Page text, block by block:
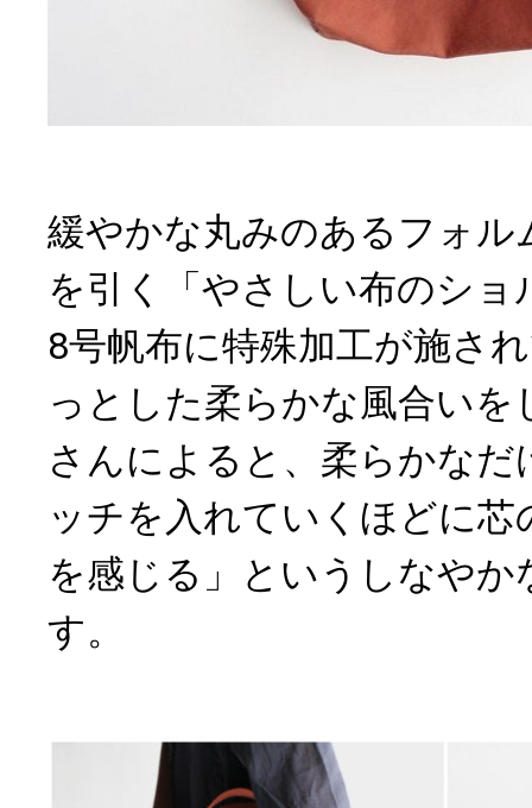
緩やかな丸みのあるフォル
を引く「やさしい布のショ
8号帆布に特殊加工が施さ
っとした柔らかな風合いを
さんによると、柔らかな
ッチを入れていくほどに
を感じる」というしなやか
す。